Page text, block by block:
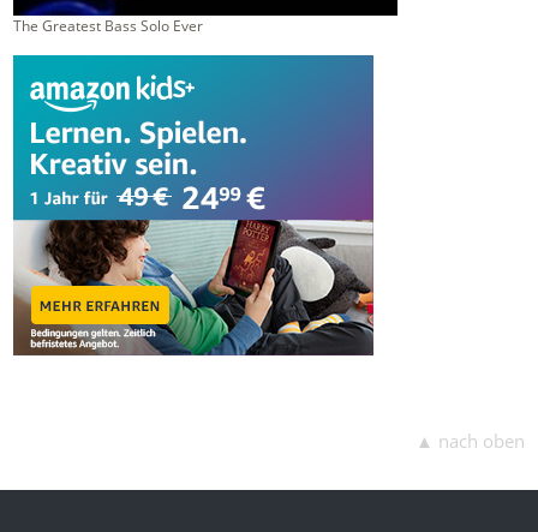
The Greatest Bass Solo Ever
▲ nach oben